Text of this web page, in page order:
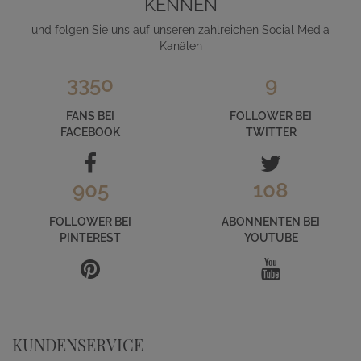
KENNEN
und folgen Sie uns auf unseren zahlreichen Social Media
Kanälen
3350
FANS BEI
FACEBOOK
9
FOLLOWER BEI
TWITTER
905
FOLLOWER BEI
PINTEREST
108
ABONNENTEN BEI
YOUTUBE
KUNDENSERVICE